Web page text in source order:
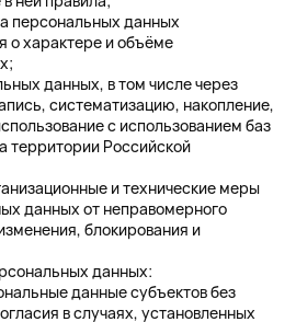
персональных данных
о характере и объёме
данных, в том числе через
систематизацию, накопление,
с использованием баз
территории Российской
и технические меры
данных от неправомерного
блокирования и
данных:
данные субъектов без
в случаях, установленных